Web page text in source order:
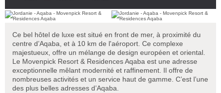
Ce bel hôtel de luxe est situé en front de mer, à proximité du
centre d’Aqaba, et à 10 km de l'aéroport. Ce complexe
majestueux, offre un mélange de design européen et oriental.
Le Movenpick Resort & Residences Aqaba est une adresse
exceptionnelle mêlant modernité et raffinement. Il offre de
nombreuses activités et un service haut de gamme. C’est l’une
des plus belles adresses d’Aqaba.